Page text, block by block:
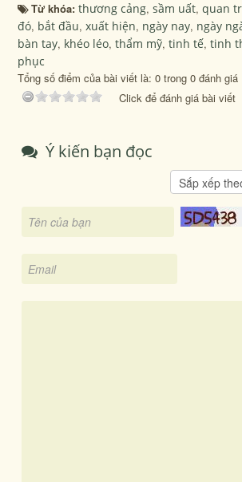
Từ khóa:thương cảng,sầm uất,quan
đó, bắt đầu,xuất hiện, ngày nay, ngày
bàn tay, khéo léo,thẩm mỹ,tinh tế,tinh
phục
Tổng số điểm của bài viết là: 0 trong 0 đánh giá
Click để đánh giá bài viết
Ý kiến bạn đọc